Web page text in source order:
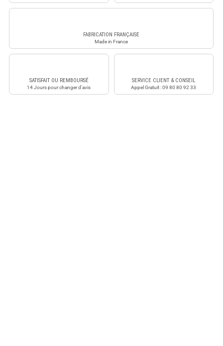
FABRICATION FRANÇAISE
Made in France
SATISFAIT OU REMBOURSÉ
14 Jours pour changer d'avis
SERVICE CLIENT & CONSEIL
Appel Gratuit : 09 80 80 92 33